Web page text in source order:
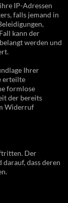
IP-Adressen
falls jemand in
kann der
werden und
Ihrer
erteilte
formlose
der bereits
Widerruf
Der
dass deren